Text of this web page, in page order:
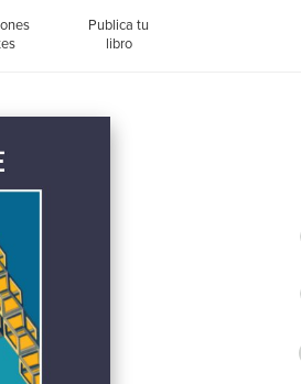
Publica tu
libro